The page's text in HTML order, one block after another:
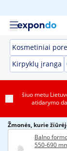
Kosmetiniai
Kirpyklų įranga
šiuo metu
atidarymo
Žmonės, kurie
Balno
550-690